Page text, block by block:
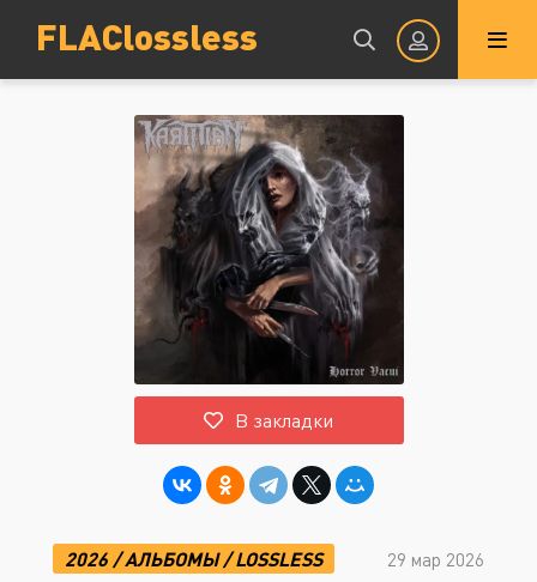
FLAClossless
Авторизация
Запомнить
ВОЙТИ НА САЙТ
Восстановить пароль
Или войти через
В закладки
2026 /АЛЬБОМЫ/LOSSLESS 29 мар 2026